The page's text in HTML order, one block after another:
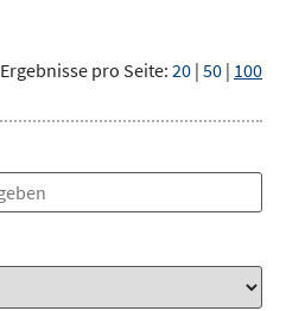
Ergebnisse pro Seite: 20 | 50 | 100